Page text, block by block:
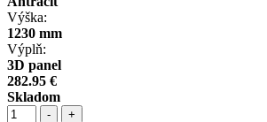
Výška:
1230 mm
Výplň:
3D panel
282.95 €
Skladom
- +